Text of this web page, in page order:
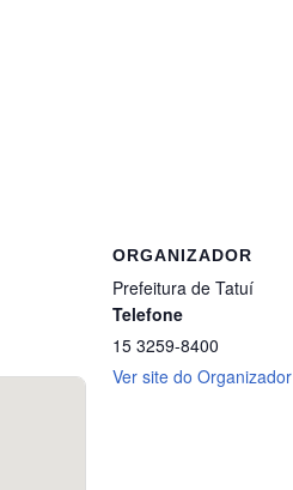
ORGANIZADOR
Prefeitura de Tatuí
Telefone
15 3259-8400
Ver site do Organizador